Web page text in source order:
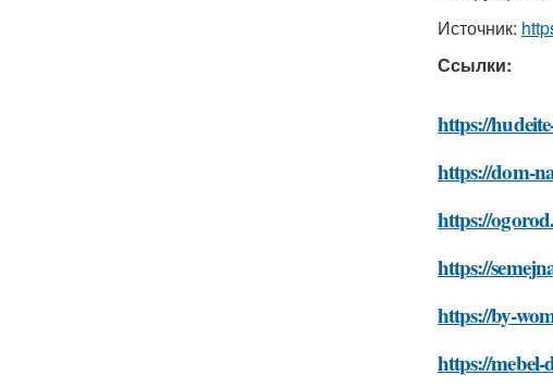
Источник:
Ссылки:
https://
https://dom-
https://
https://
https://by-
https://